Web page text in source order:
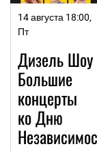
14 августа 18:00,
Пт
Дизель Шоу
Большие
концерты
ко Дню